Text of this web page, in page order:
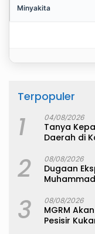
Minyakita
Terpopuler
1 04/08/2026
Tanya
Daerah di
2 08/08/2026
Dugaan
3 08/08/2026
MGRM
Pesisir